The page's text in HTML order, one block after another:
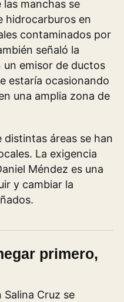
manchas se
hidrocarburos en
contaminados por
señaló la
un emisor de ductos
estaría ocasionando
una amplia zona de
distintas áreas se han
La exigencia
Méndez es una
y cambiar la
primero,
Salina Cruz se